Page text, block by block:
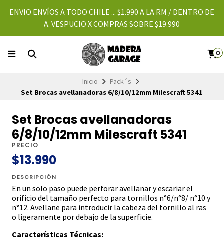
ENVIO ENVÍOS A TODO CHILE ... $1.990 A LA RM / DENTRO DE
A. VESPUCIO X COMPRAS SOBRE $19.990
0
Inicio
Pack´s
Set Brocas avellanadoras 6/8/10/12mm Milescraft 5341
Set Brocas avellanadoras
6/8/10/12mm Milescraft 5341
PRECIO
$13.990
DESCRIPCIÓN
En un solo paso puede perforar avellanar y escariar el
orificio del tamaño perfecto para tornillos n°6/n°8/ n°10 y
n°12. Avellane para introducir la cabeza del tornillo al ras
o ligeramente por debajo de la superficie.
Características Técnicas: